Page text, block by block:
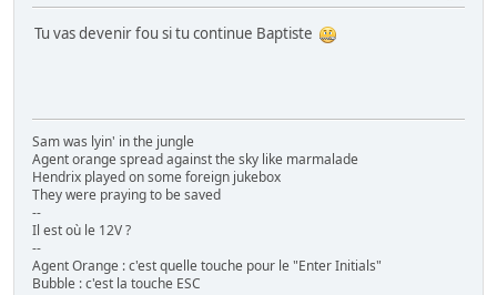
Tu vas devenir fou si tu continue Baptiste
Sam was lyin' in the jungle
Agent orange spread against the sky like marmalade
Hendrix played on some foreign jukebox
They were praying to be saved
--
Il est où le 12V ?
--
Agent Orange : c'est quelle touche pour le "Enter Initials"
Bubble : c'est la touche ESC